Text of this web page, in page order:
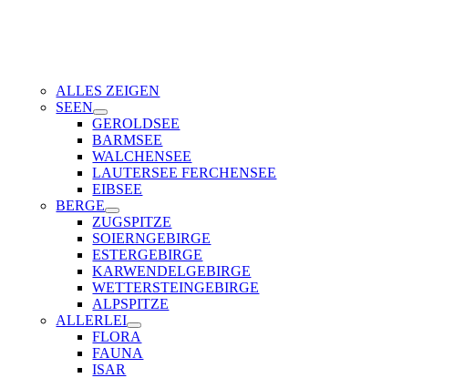
ALLES ZEIGEN
SEEN
GEROLDSEE
BARMSEE
WALCHENSEE
LAUTERSEE FERCHENSEE
EIBSEE
BERGE
ZUGSPITZE
SOIERNGEBIRGE
ESTERGEBIRGE
KARWENDELGEBIRGE
WETTERSTEINGEBIRGE
ALPSPITZE
ALLERLEI
FLORA
FAUNA
ISAR